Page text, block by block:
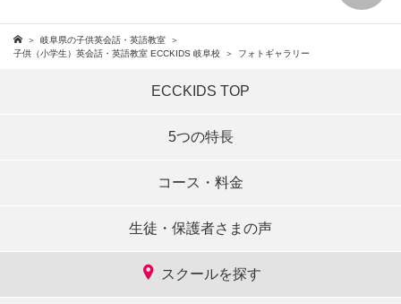
岐阜県の子供英会話・英語教室
子供（小学生）英会話・英語教室 ECCKIDS 岐阜校
フォトギャラリー
ECCKIDS TOP
5つの特長
コース・料金
生徒・保護者さまの声
スクールを探す